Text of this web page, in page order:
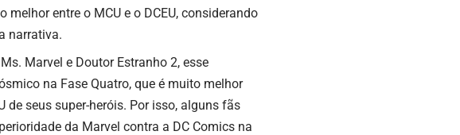
entre o MCU e o DCEU, considerando
narrativa.
Marvel e Doutor Estranho 2, esse
na Fase Quatro, que é muito melhor
de seus super-heróis. Por isso, alguns fãs
da Marvel contra a DC Comics na